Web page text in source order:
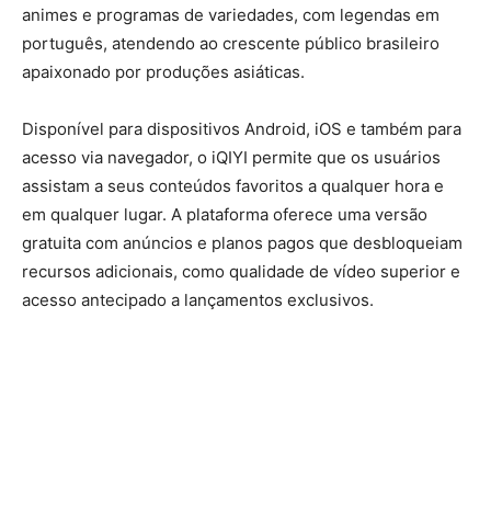
animes e programas de variedades, com legendas em
português, atendendo ao crescente público brasileiro
apaixonado por produções asiáticas.
Disponível para dispositivos Android, iOS e também para
acesso via navegador, o iQIYI permite que os usuários
assistam a seus conteúdos favoritos a qualquer hora e
em qualquer lugar. A plataforma oferece uma versão
gratuita com anúncios e planos pagos que desbloqueiam
recursos adicionais, como qualidade de vídeo superior e
acesso antecipado a lançamentos exclusivos.